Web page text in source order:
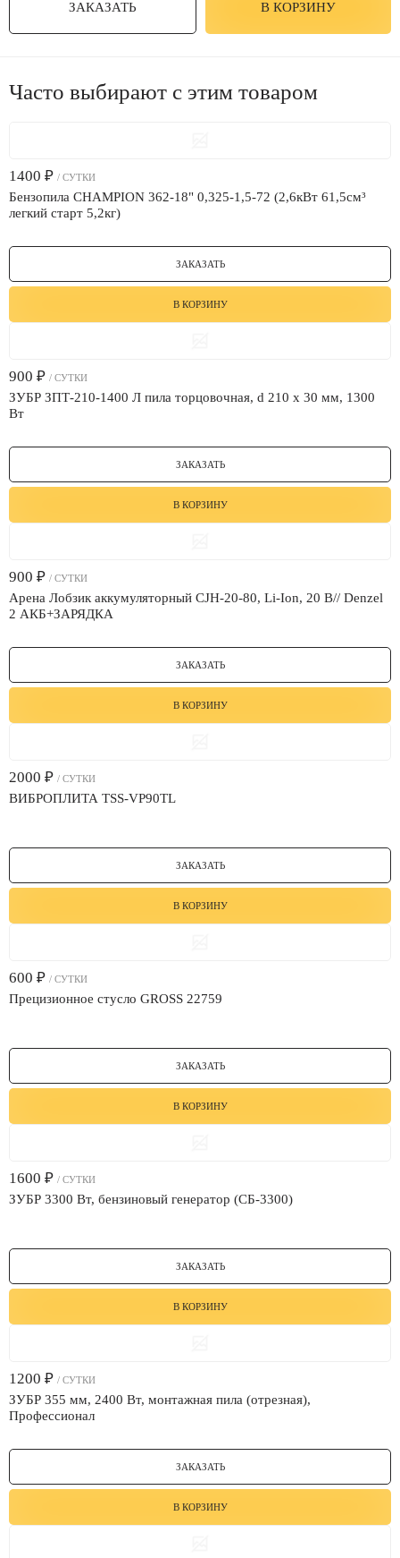
ЗАКАЗАТЬ В КОРЗИНУ
Часто выбирают с этим товаром
1400 ₽ / СУТКИ
Бензопила CHAMPION 362-18" 0,325-1,5-72 (2,6кВт 61,5см³
легкий старт 5,2кг)
ЗАКАЗАТЬ
В КОРЗИНУ
900 ₽ / СУТКИ
ЗУБР ЗПТ-210-1400 Л пила торцовочная, d 210 х 30 мм, 1300
Вт
ЗАКАЗАТЬ
В КОРЗИНУ
900 ₽ / СУТКИ
Арена Лобзик аккумуляторный CJH-20-80, Li-Ion, 20 В// Denzel
2 АКБ+ЗАРЯДКА
ЗАКАЗАТЬ
В КОРЗИНУ
2000 ₽ / СУТКИ
ВИБРОПЛИТА TSS-VP90TL
ЗАКАЗАТЬ
В КОРЗИНУ
600 ₽ / СУТКИ
Прецизионное стусло GROSS 22759
ЗАКАЗАТЬ
В КОРЗИНУ
1600 ₽ / СУТКИ
ЗУБР 3300 Вт, бензиновый генератор (СБ-3300)
ЗАКАЗАТЬ
В КОРЗИНУ
1200 ₽ / СУТКИ
ЗУБР 355 мм, 2400 Вт, монтажная пила (отрезная),
Профессионал
ЗАКАЗАТЬ
В КОРЗИНУ